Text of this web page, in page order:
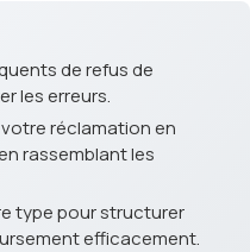
de refus de
les erreurs.
réclamation en
rassemblant les
type pour structurer
efficacement.